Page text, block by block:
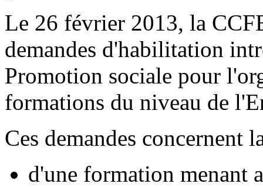
Le 26 février 2013, la
demandes d'habilitation
Promotion sociale pour
formations du niveau de
Ces demandes concernent
d'une formation menant